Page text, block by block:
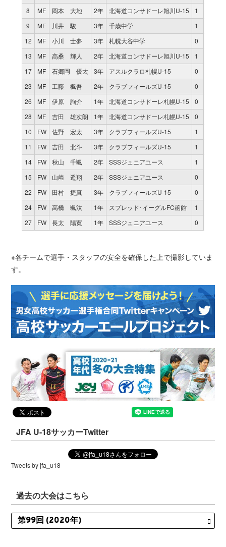
8
MF 岡本 大地 2年 北海道コンサドーレ旭川U-15 1
9
MF 川井 駿 3年 千歳中学 1
12
MF 小川 士夢 3年 札幌大谷中学 0
13
MF 高桑 輝人 2年 北海道コンサドーレ旭川U-15 1
17
MF 石郷岡 優太 3年 アスルクラロ札幌U-15 0
23
MF 工藤 楓吾 2年 クラブフィールズU-15 0
26
MF 伊原 詢介 1年 北海道コンサドーレ札幌U-15 0
28
MF 吉田 雄次朗 1年 北海道コンサドーレ札幌U-15 0
10
FW 佐野 宏太 3年 クラブフィールズU-15 1
11
FW 吉田 北斗 3年 クラブフィールズU-15 1
14
FW 秋山 千颯 2年 SSSジュニアユース 1
15
FW 山﨑 遥翔 2年 SSSジュニアユース 0
22
FW 田村 捷真 3年 クラブフィールズU-15 0
24
FW 高橋 颯汰 1年 スプレッド･イーグルFC函館 1
27
FW 長太 陽寛 1年 SSSジュニアユース 0
※各チームで選手・スタッフの安全を確保した上で撮影していま
す。
JFA U-18サッカーTwitter
Tweets by jfa_u18
過去の大会はこちら